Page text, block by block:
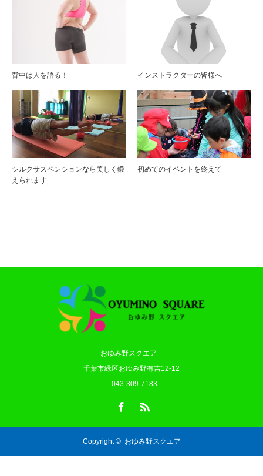
背中は人を語る！ インストラクターの皆様へ
シルクサスペンションなら美しく鍛
えられます
初めてのイベントを終えて
おゆみ野スクエア
千葉市緑区おゆみ野有吉12-12
043-309-7183
Copyright © おゆみ野スクエア